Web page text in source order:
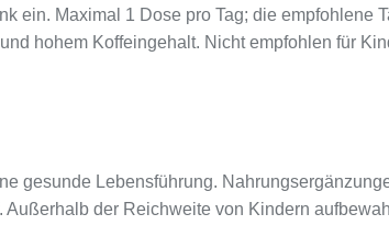
ein. Maximal 1 Dose pro Tag; die empfohlene
hohem Koffeingehalt. Nicht empfohlen für
gesunde Lebensführung.
der Reichweite von Kindern